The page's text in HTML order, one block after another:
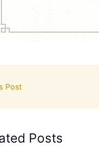
Post
Posts